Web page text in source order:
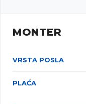
MONTER